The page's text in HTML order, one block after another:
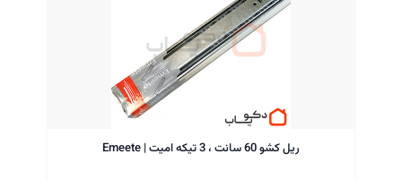
ریل کشو 60 سانت ، 3 تیکه امیت | Emeete